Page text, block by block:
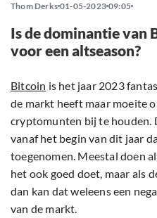
Thom Derks 01-05-2023 09:05
Is de dominantie van
voor een altseason?
Bitcoin is het jaar 2023
de markt heeft maar moeite
cryptomunten bij te houden.
vanaf het begin van dit jaar
toegenomen. Meestal doen
het ook goed doet, maar als
dan kan dat weleens een
van de markt.